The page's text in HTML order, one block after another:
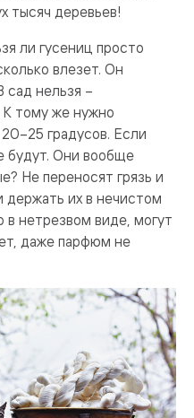
тысяч деревьев!
ли гусениц просто
влезет. Он
сад нельзя –
К тому же нужно
градусов. Если
будут. Они вообще
Не переносят грязь и
держать их в нечистом
в нетрезвом виде, могут
даже парфюм не